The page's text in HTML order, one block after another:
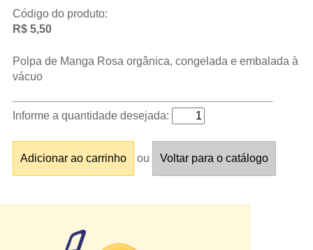
Código do produto:
R$ 5,50
Polpa de Manga Rosa orgânica, congelada e embalada à
vácuo
Informe a quantidade desejada:
ou